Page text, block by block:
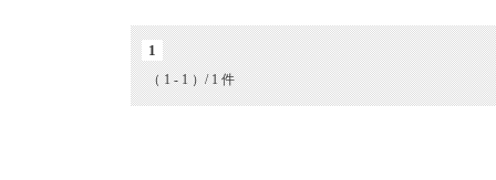
1
（ 1 - 1 ）/ 1 件